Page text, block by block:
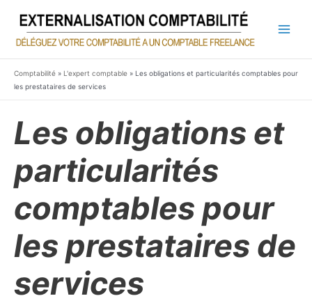
contenu
Comptabilité » L'expert comptable » Les obligations et particularités comptables pour
les prestataires de services
Les obligations et
particularités
comptables pour
les prestataires de
services